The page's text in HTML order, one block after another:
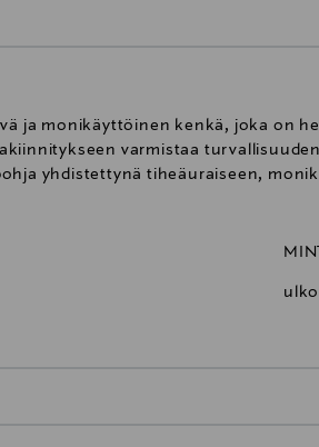
ja monikäyttöinen kenkä, joka on
varmistaa
yhdistettynä tiheäuraiseen,